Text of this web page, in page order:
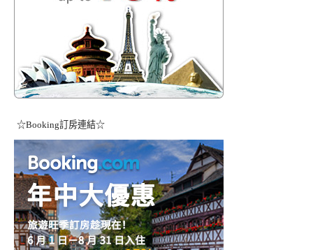
☆Booking訂房連結☆